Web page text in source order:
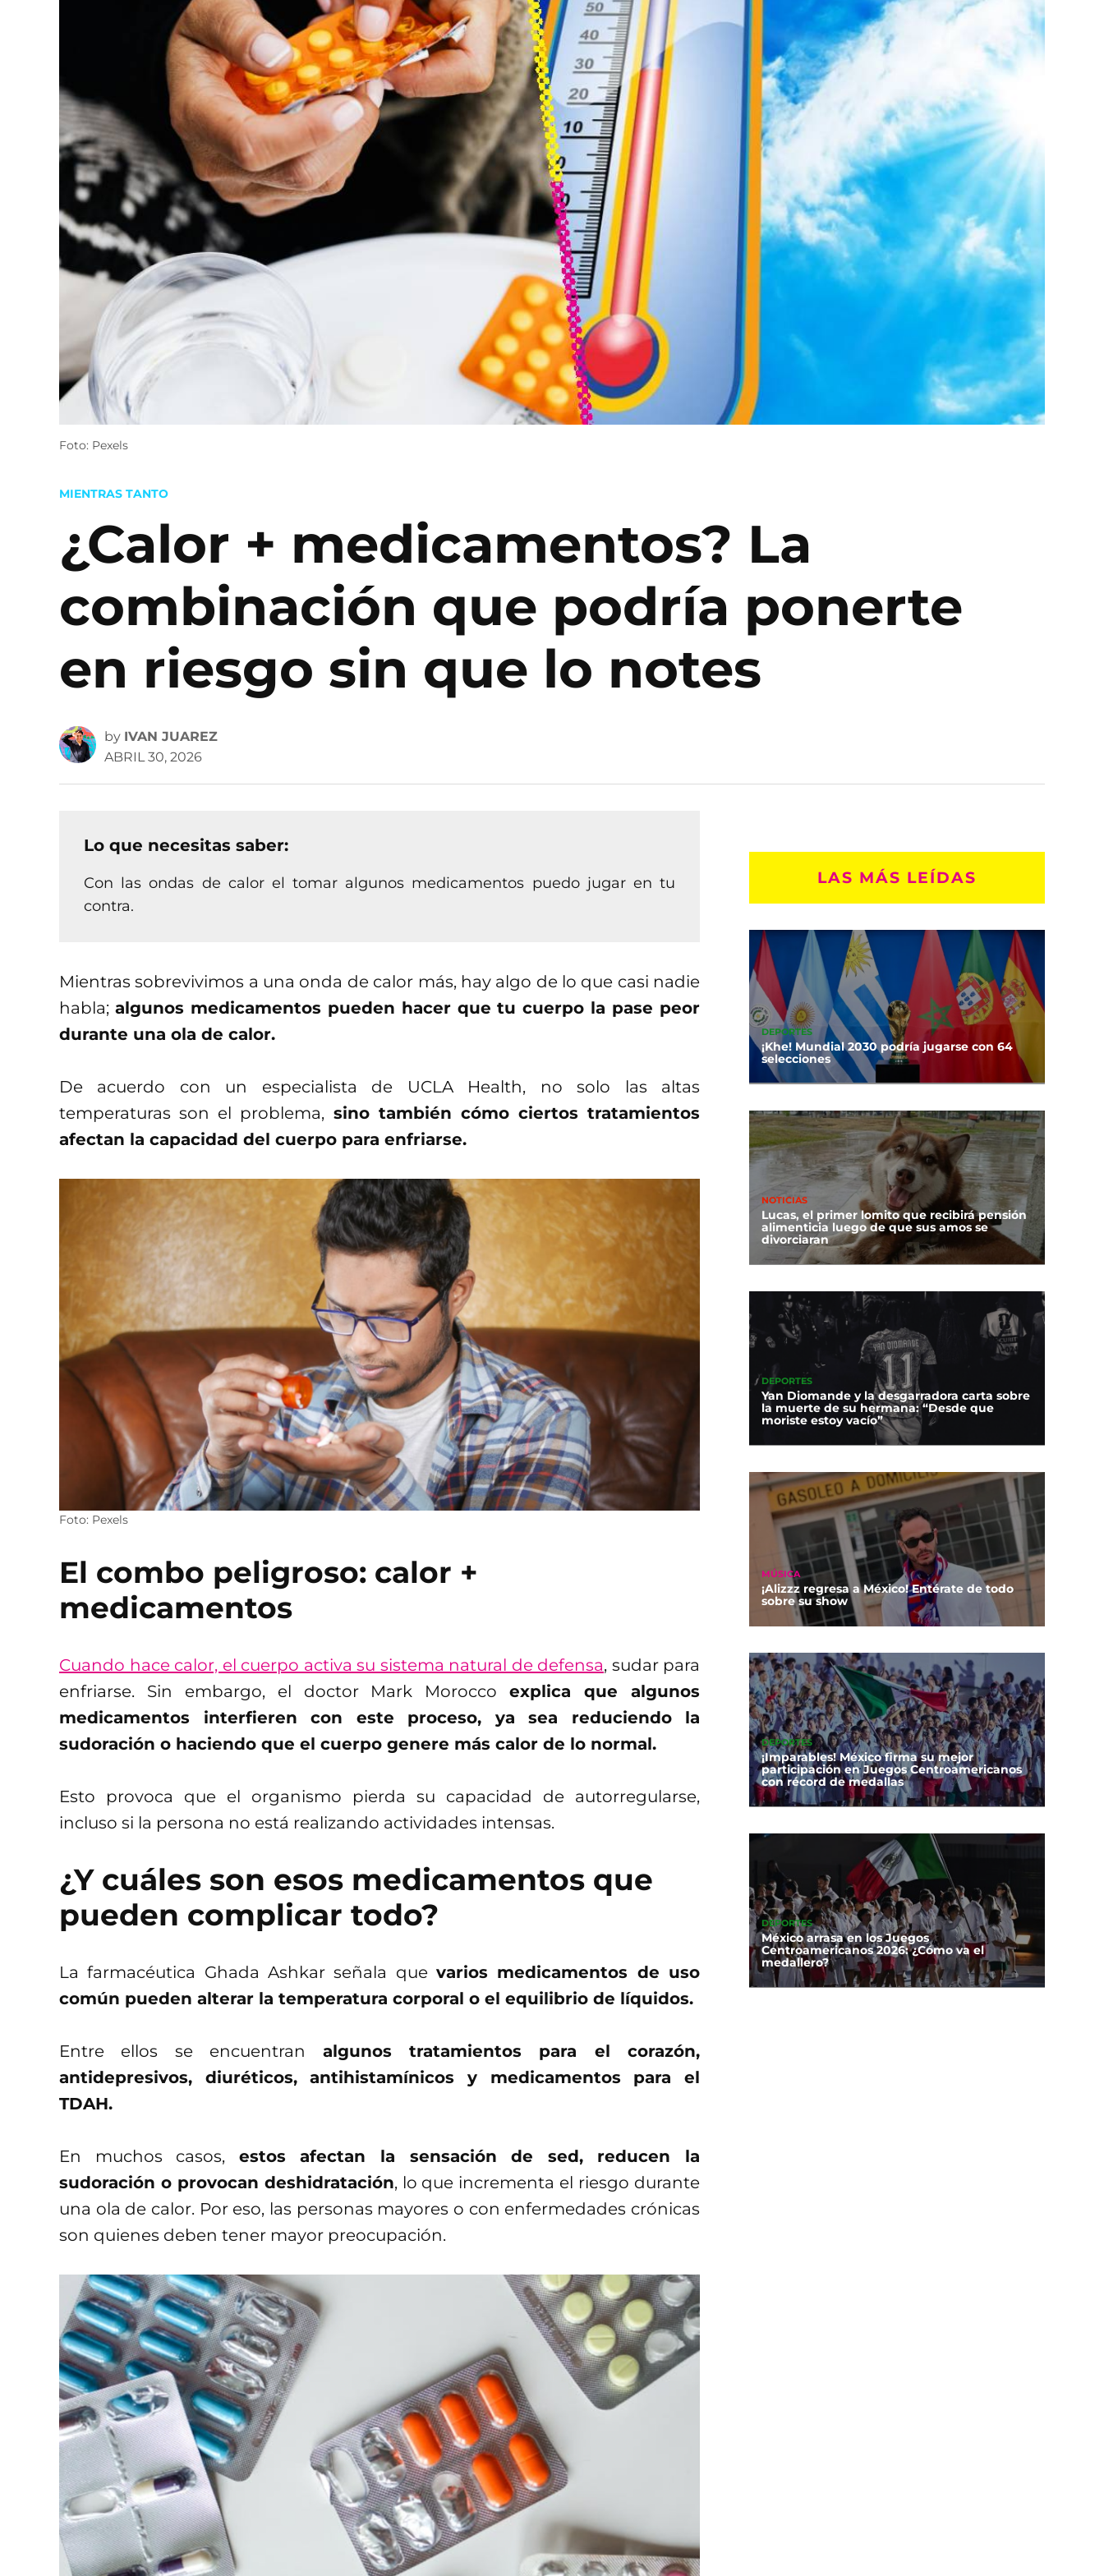
Foto: Pexels
POSTED
MIENTRAS TANTO
¿Calor + medicamentos? La
combinación que podría ponerte
en riesgo sin que lo notes
by IVAN JUAREZ
ABRIL 30, 2026
Lo que necesitas saber:
Con las ondas de calor el tomar algunos medicamentos puedo jugar en tu
contra.
Mientras sobrevivimos a una onda de calor más, hay algo de lo que casi nadie
habla; algunos medicamentos pueden hacer que tu cuerpo la pase peor
durante una ola de calor.
De acuerdo con un especialista de UCLA Health, no solo las altas
temperaturas son el problema, sino también cómo ciertos tratamientos
afectan la capacidad del cuerpo para enfriarse.
Foto: Pexels
El combo peligroso: calor +
medicamentos
Cuando hace calor, el cuerpo activa su sistema natural de defensa, sudar para
enfriarse. Sin embargo, el doctor Mark Moroccoexplica que algunos
medicamentos interfieren con este proceso, ya sea reduciendo la
sudoración o haciendo que el cuerpo genere más calor de lo normal.
Esto provoca que el organismo pierda su capacidad de autorregularse,
incluso si la persona no está realizando actividades intensas.
¿Y cuáles son esos medicamentos que
pueden complicar todo?
La farmacéutica Ghada Ashkar señala que varios medicamentos de uso
común pueden alterar la temperatura corporal o el equilibrio de líquidos.
Entre ellos se encuentran algunos tratamientos para el corazón,
antidepresivos, diuréticos, antihistamínicos y medicamentos para el
TDAH.
En muchos casos, estos afectan la sensación de sed, reducen la
sudoración o provocan deshidratación, lo que incrementa el riesgo durante
una ola de calor. Por eso, las personas mayores o con enfermedades crónicas
son quienes deben tener mayor preocupación.
LAS MÁS LEÍDAS
DEPORTES
¡Khe! Mundial 2030 podría jugarse con 64
selecciones
NOTICIAS
Lucas, el primer lomito que recibirá pensión
alimenticia luego de que sus amos se
divorciaran
DEPORTES
Yan Diomande y la desgarradora carta sobre
la muerte de su hermana: “Desde que
moriste estoy vacío”
MÚSICA
¡Alizzz regresa a México! Entérate de todo
sobre su show
DEPORTES
¡Imparables! México firma su mejor
participación en Juegos Centroamericanos
con récord de medallas
DEPORTES
México arrasa en los Juegos
Centroamericanos 2026: ¿Cómo va el
medallero?